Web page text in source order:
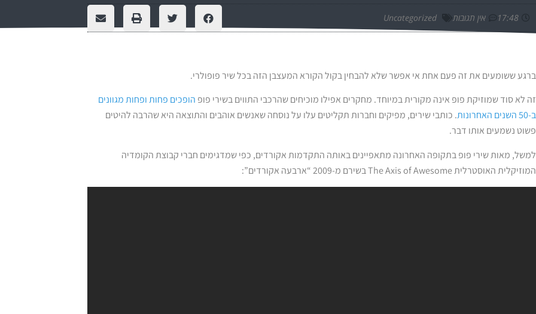
17:48 אין תגובות Uncategorized
ברגע ששומעים את זה פעם אחת אי אפשר שלא להבחין בקול הקורא המעצבן הזה בכל שיר פופולרי.
זה לא סוד שמוזיקת פופ אינה מקורית במיוחד. מחקרים אפילו מוכיחים שהרכבי התווים בשירי פופ הופכים פחות ופחות מגוונים
ב-50 השנים האחרונות
. כותבי שירים, מפיקים וחברות תקליטים עלו על נוסחה שאנשים אוהבים והתוצאה היא שהרבה להיטים
פשוט נשמעים אותו דבר.
למשל, מאות שירי פופ בתקופה האחרונה מתאפיינים באותה התקדמות אקורדים, כפי שמדגימים חברי קבוצת הקומדיה
המוזיקלית האוסטרלית The Axis of Awesome בשירם מ-2009 “ארבעה אקורדים”: